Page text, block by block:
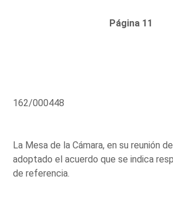
Página 11
162/000448
La Mesa de la Cámara, en su reunión
adoptado el acuerdo que se indica
de referencia.